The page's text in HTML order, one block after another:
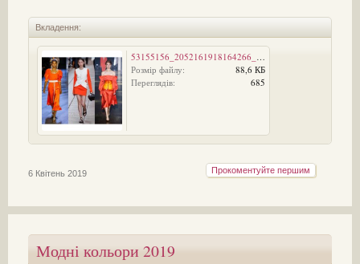
Вкладення:
53155156_2052161918164266_7522310669740277760_n.jpg
Розмір файлу:
88,6 КБ
Переглядів:
685
Прокоментуйте першим
6 Квітень 2019
Модні кольори 2019